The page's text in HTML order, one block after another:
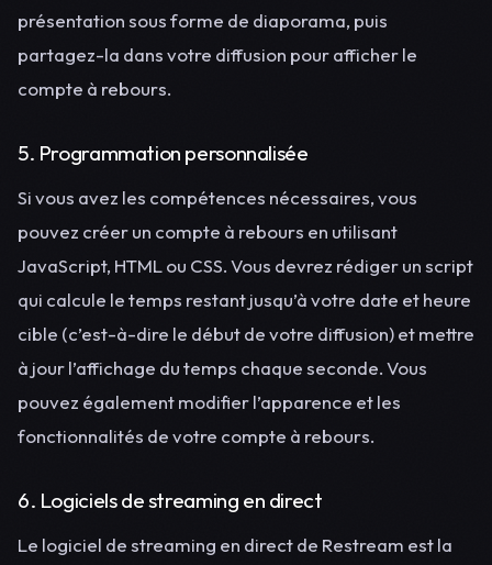
présentation sous forme de diaporama, puis
partagez-la dans votre diffusion pour afficher le
compte à rebours.
5. Programmation personnalisée
Si vous avez les compétences nécessaires, vous
pouvez créer un compte à rebours en utilisant
JavaScript, HTML ou CSS. Vous devrez rédiger un script
qui calcule le temps restant jusqu’à votre date et heure
cible (c’est-à-dire le début de votre diffusion) et mettre
à jour l’affichage du temps chaque seconde. Vous
pouvez également modifier l’apparence et les
fonctionnalités de votre compte à rebours.
6. Logiciels de streaming en direct
Le logiciel de streaming en direct de Restream est la